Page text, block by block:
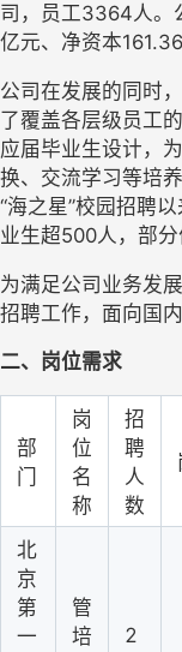
司，员工3364人。
亿元、净资本161.36
公司在发展的同时
了覆盖各层级员工
应届毕业生设计，
换、交流学习等培
“海之星”校园招聘
业生超500人，部分
为满足公司业务发
招聘工作，面向国
二、岗位需求
部
门
岗
位
名
称
招
聘
人
数
北
京
第
一
管
培
2